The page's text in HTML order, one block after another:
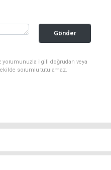
Gönder
yorumunuzla ilgili doğrudan veya
sorumlu tutulamaz.